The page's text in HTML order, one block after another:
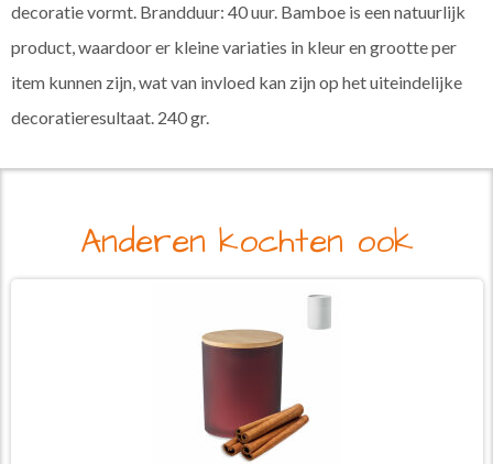
decoratie vormt. Brandduur: 40 uur. Bamboe is een natuurlijk
product, waardoor er kleine variaties in kleur en grootte per
item kunnen zijn, wat van invloed kan zijn op het uiteindelijke
decoratieresultaat. 240 gr.
Anderen kochten ook